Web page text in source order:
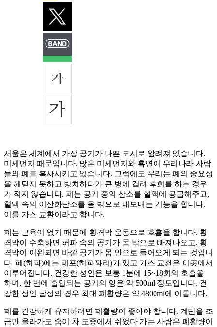
서울은 세계에서 가장 공기가 나쁜 도시로 알려져 있습니다.
미세먼지 때문입니다. 많은 미세먼지와 흡연이 우리나라 사람
들의 폐를 혹사시키고 있습니다. 그럼에도 우리는 폐의 중요성
을 깨닫지 못하고 방치하다가 큰 병에 걸려 후회를 하는 경우
가 적지 않습니다. 폐는 공기 중의 산소를 혈액에 공급해주고,
혈액 속의 이산화탄소를 몸 밖으로 내보내는 기능을 합니다.
이를 가스 교환이라고 합니다.
폐는 근육이 없기 때문에 횡격막 운동으로 호흡을 합니다. 횡
격막이 수축하면 허파 속의 공기가 몸 밖으로 빠져나오고, 횡
격막이 이완되면 바깥 공기가 몸 안으로 들어오게 되는 것입니
다. 폐(허파)에는 폐포(허파꽈리)가 있고 가스 교환은 이곳에서
이루어집니다. 건강한 성인은 보통 1분에 15~18회의 호흡을
하며, 한 번에 흡입되는 공기의 양은 약 500ml 정도입니다. 건
강한 성인 남성의 경우 최대 폐활량은 약 4800ml에 이릅니다.
폐를 건강하게 유지하려면 폐활량이 좋아야 합니다. 계단을 조
금만 올라가도 숨이 차 도중에서 쉬었다 가는 사람은 폐활량이